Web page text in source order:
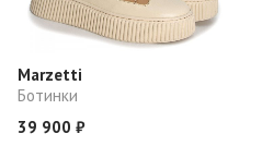
Marzetti
Ботинки
39 900 ₽